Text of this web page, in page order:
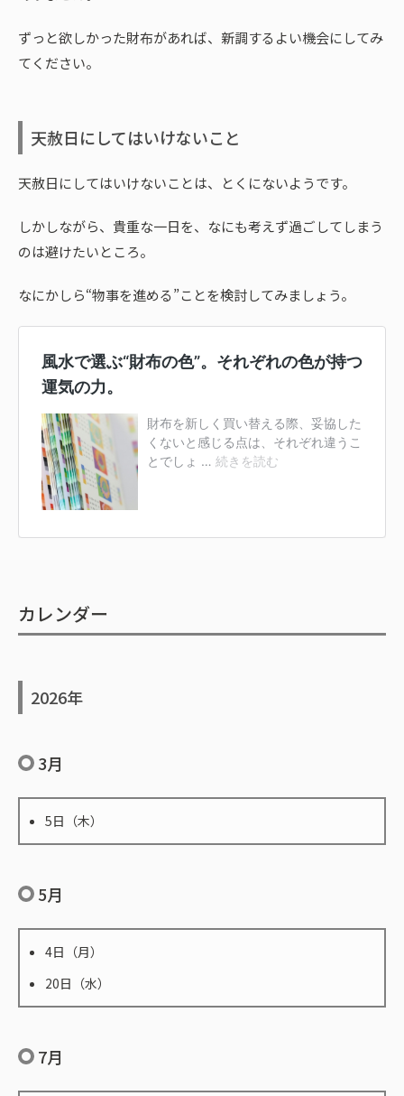
ずっと欲しかった財布があれば、新調するよい機会にしてみ
てください。
天赦日にしてはいけないこと
天赦日にしてはいけないことは、とくにないようです。
しかしながら、貴重な一日を、なにも考えず過ごしてしまう
のは避けたいところ。
なにかしら“物事を進める”ことを検討してみましょう。
カレンダー
2026年
3月
5日（木）
5月
4日（月）
20日（水）
7月